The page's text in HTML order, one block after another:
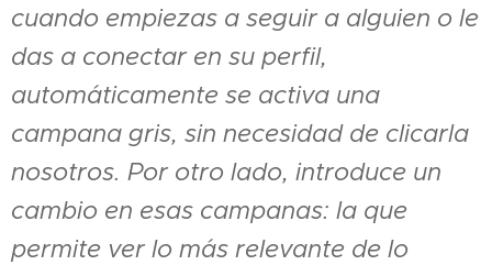
cuando empiezas a seguir a alguien o le
das a conectar en su perfil,
automáticamente se activa una
campana gris, sin necesidad de clicarla
nosotros. Por otro lado, introduce un
cambio en esas campanas: la que
permite ver lo más relevante de lo